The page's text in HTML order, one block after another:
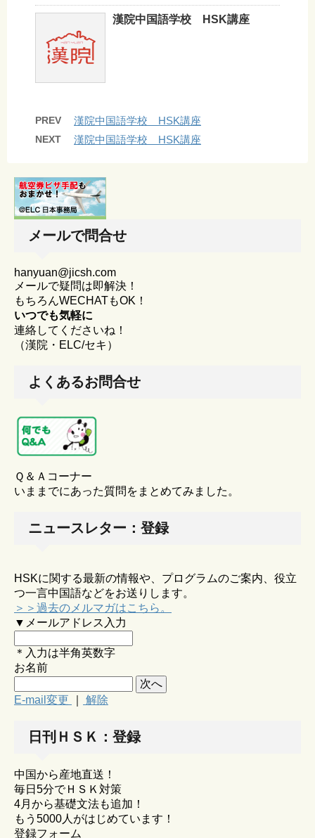
漢院中国語学校 HSK講座
PREV 漢院中国語学校 HSK講座
NEXT 漢院中国語学校 HSK講座
メールで問合せ
hanyuan@jicsh.com
メールで疑問は即解決！
もちろんWECHATもOK！
いつでも気軽に
連絡してくださいね！
（漢院・ELC/セキ）
よくあるお問合せ
Ｑ＆Ａコーナー
いままでにあった質問をまとめてみました。
ニュースレター：登録
HSKに関する最新の情報や、プログラムのご案内、役立
つ一言中国語などをお送りします。
＞＞過去のメルマガはこちら。
▼メールアドレス入力
＊入力は半角英数字
お名前
E-mail変更 解除
日刊ＨＳＫ：登録
中国から産地直送！
毎日5分でＨＳＫ対策
4月から基礎文法も追加！
もう5000人がはじめています！
登録フォーム